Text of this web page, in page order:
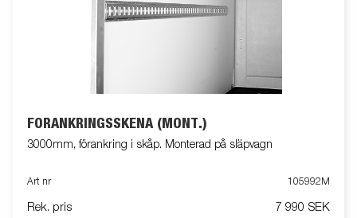
FÖRANKRINGSSKENA (MONT.)
3000mm, förankring i skåp. Monterad på släpvagn
Art nr 105992M
Rek. pris 7 990 SEK